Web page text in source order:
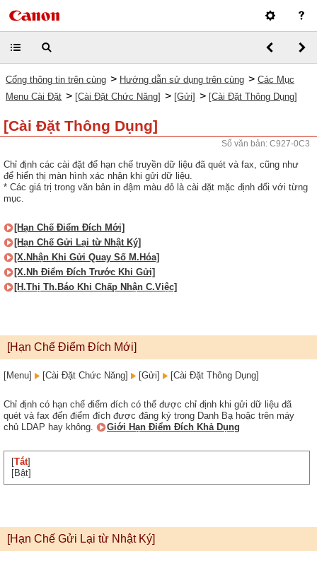
Cổng thông tin trên cùng > Hướng dẫn sử dụng trên cùng > Các Mục
Menu Cài Đặt > [Cài Đặt Chức Năng] > [Gửi] > [Cài Đặt Thông Dụng]
[Cài Đặt Thông Dụng]
Số văn bản: C927-0C3
Chỉ định các cài đặt để hạn chế truyền dữ liệu đã quét và fax, cũng như
để hiển thị màn hình xác nhận khi gửi dữ liệu.
* Các giá trị trong văn bản in đậm màu đỏ là cài đặt mặc định đối với từng
mục.
[Hạn Chế Điểm Đích Mới]
[Hạn Chế Gửi Lại từ Nhật Ký]
[X.Nhận Khi Gửi Quay Số M.Hóa]
[X.Nh Điểm Đích Trước Khi Gửi]
[H.Thị Th.Báo Khi Chấp Nhận C.Việc]
[Hạn Chế Điểm Đích Mới]
[Menu] [Cài Đặt Chức Năng] [Gửi] [Cài Đặt Thông Dụng]
Chỉ định có hạn chế điểm đích có thể được chỉ định khi gửi dữ liệu đã
quét và fax đến điểm đích được đăng ký trong Danh Bạ hoặc trên máy
chủ LDAP hay không.
Giới Hạn Điểm Đích Khả Dụng
[Tắt]
[Bật]
[Hạn Chế Gửi Lại từ Nhật Ký]